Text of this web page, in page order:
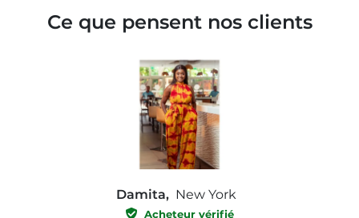
Ce que pensent nos clients
Damita, New York
Acheteur vérifié